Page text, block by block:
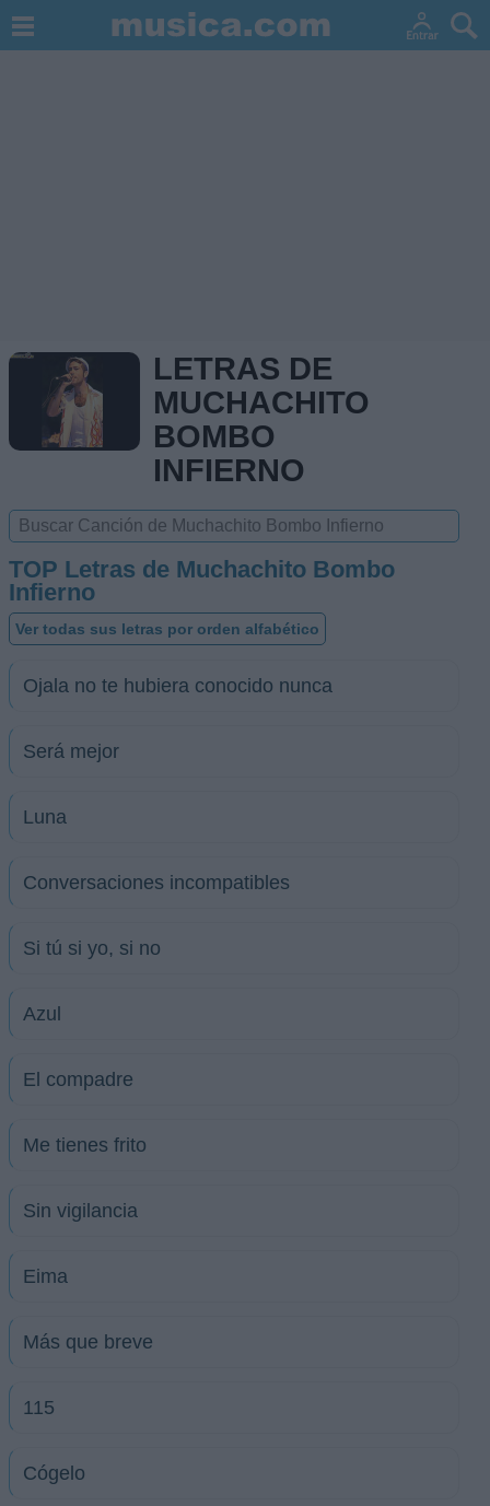
LETRAS DE
MUCHACHITO
BOMBO
INFIERNO
TOP Letras de Muchachito Bombo
Infierno
Ver todas sus letras por orden alfabético
Ojala no te hubiera conocido nunca
Será mejor
Luna
Conversaciones incompatibles
Si tú si yo, si no
Azul
El compadre
Me tienes frito
Sin vigilancia
Eima
Más que breve
115
Cógelo